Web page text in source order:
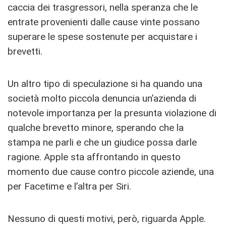
caccia dei trasgressori, nella speranza che le
entrate provenienti dalle cause vinte possano
superare le spese sostenute per acquistare i
brevetti.
Un altro tipo di speculazione si ha quando una
società molto piccola denuncia un’azienda di
notevole importanza per la presunta violazione di
qualche brevetto minore, sperando che la
stampa ne parli e che un giudice possa darle
ragione. Apple sta affrontando in questo
momento due cause contro piccole aziende, una
per Facetime e l’altra per Siri.
Nessuno di questi motivi, però, riguarda Apple.